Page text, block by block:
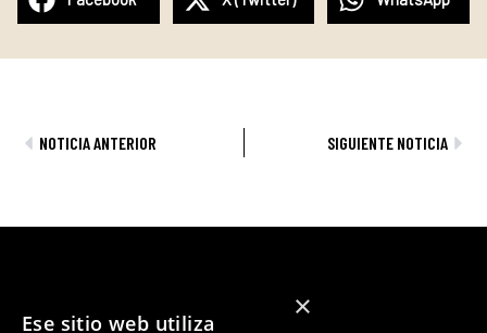
AntNOTICIA ANTERIOR SIGUIENTE NOTICIA
×
Ese sitio web utiliza